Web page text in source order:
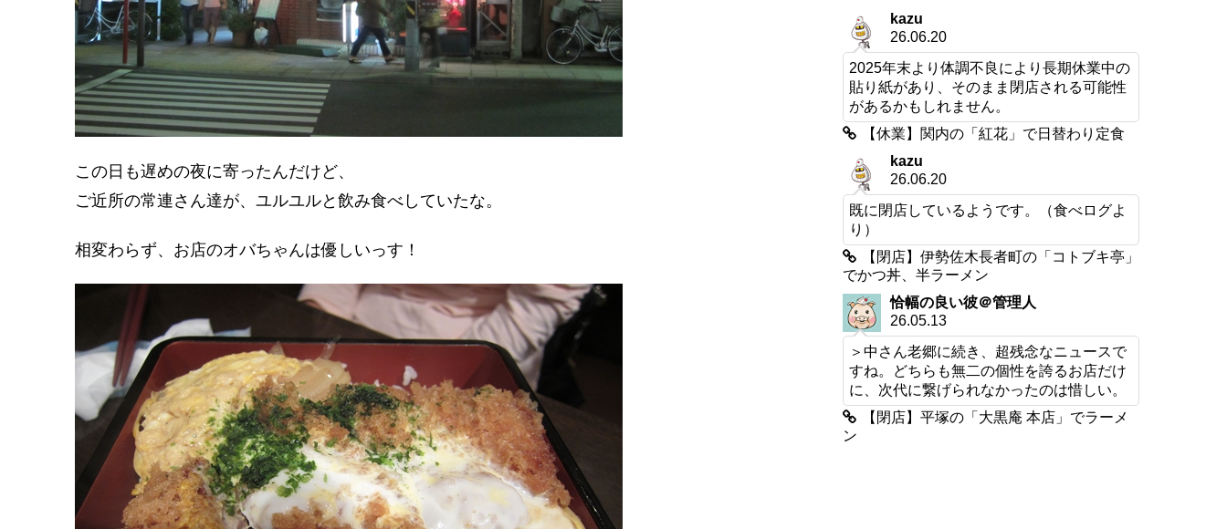
この日も遅めの夜に寄ったんだけど、
ご近所の常連さん達が、ユルユルと飲み食べしていたな。
相変わらず、お店のオバちゃんは優しいっす！
kazu
26.06.20
2025年末より体調不良により長期休業中の
貼り紙があり、そのまま閉店される可能性
があるかもしれません。
【休業】関内の「紅花」で日替わり定食
kazu
26.06.20
既に閉店しているようです。（食べログよ
り）
【閉店】伊勢佐木長者町の「コトブキ亭」
でかつ丼、半ラーメン
恰幅の良い彼＠管理人
26.05.13
＞中さん老郷に続き、超残念なニュースで
すね。どちらも無二の個性を誇るお店だけ
に、次代に繋げられなかったのは惜しい。
【閉店】平塚の「大黒庵 本店」でラーメ
ン